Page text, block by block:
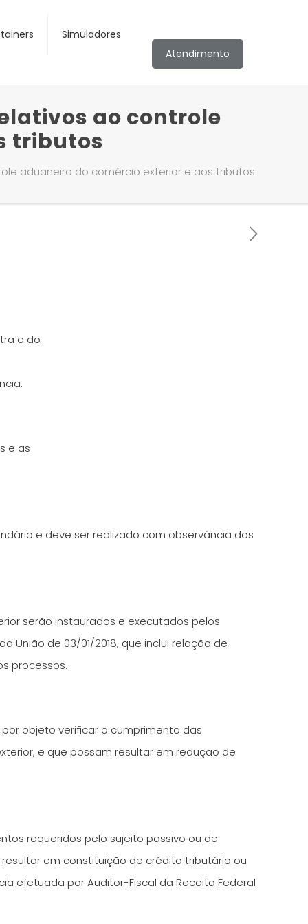
Simuladores
Atendimento
ao controle
tributos
aduaneiro do comércio exterior e aos tributos
e do
e as
e deve ser realizado com observância dos
serão instaurados e executados pelos
União de 03/01/2018, que inclui relação de
processos.
objeto verificar o cumprimento das
e que possam resultar em redução de
requeridos pelo sujeito passivo ou de
em constituição de crédito tributário ou
efetuada por Auditor-Fiscal da Receita Federal